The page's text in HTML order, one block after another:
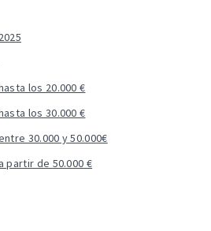
los 20.000 €
los 30.000 €
30.000 y 50.000€
partir de 50.000 €